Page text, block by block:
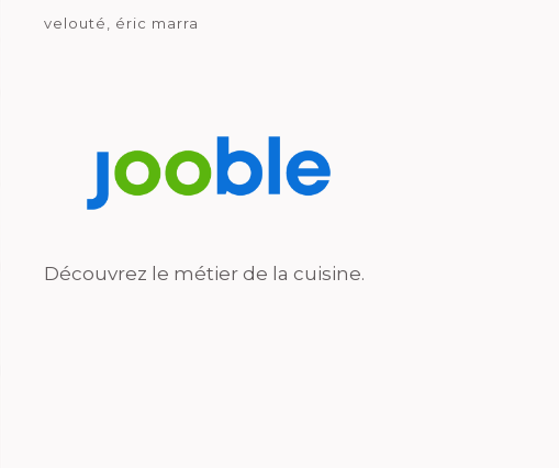
velouté
éric marra
Découvrez le métier de la cuisine.